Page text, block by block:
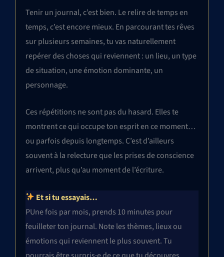
Tenir un journal, c’est bien. Le relire de temps en
temps, c’est encore mieux. En parcourant tes rêves
sur plusieurs semaines, tu vas naturellement
repérer des choses qui reviennent : un lieu, un type
de situation, une émotion dominante, un
personnage.
Ces répétitions ne sont pas du hasard. Elles te
montrent ce qui occupe ton esprit en ce moment…
ou parfois depuis longtemps. C’est d’ailleurs
souvent à la relecture que les prises de conscience
arrivent, plus qu’au moment de l’écriture.
Et si tu essayais…
PUne fois par mois, prends 10 minutes pour
feuilleter ton journal. Note les thèmes, lieux ou
émotions qui reviennent le plus souvent. Tu